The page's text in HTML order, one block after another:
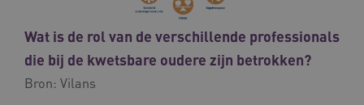
Wat is de rol van de verschillende professionals
die bij de kwetsbare oudere zijn betrokken?
Bron: Vilans
ARRAffinity
Microsoft
Corporation
.vilans.nl
Sessie